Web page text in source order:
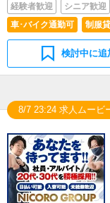
経験者歓迎
シニア歓迎
車･バイク通勤可
制服
検討中に追
8/7 23:24 求人ムービ